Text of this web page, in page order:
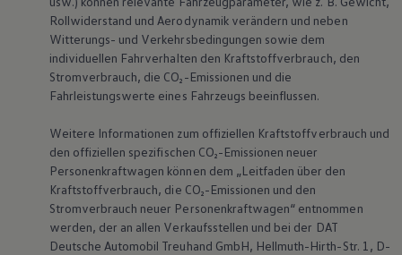
Rollwiderstand und Aerodynamik verändern und neben
Witterungs- und Verkehrsbedingungen sowie dem
individuellen Fahrverhalten den Kraftstoffverbrauch, den
Stromverbrauch, die CO₂-Emissionen und die
Fahrleistungswerte eines Fahrzeugs beeinflussen.
Weitere Informationen zum offiziellen Kraftstoffverbrauch und
den offiziellen spezifischen CO₂-Emissionen neuer
Personenkraftwagen können dem „Leitfaden über den
Kraftstoffverbrauch, die CO₂-Emissionen und den
Stromverbrauch neuer Personenkraftwagen“ entnommen
werden, der an allen Verkaufsstellen und bei der DAT
Deutsche Automobil Treuhand GmbH, Hellmuth-Hirth-Str. 1, D-